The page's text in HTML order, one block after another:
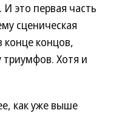
это первая часть
сценическая
конце концов,
Хотя и
как уже выше